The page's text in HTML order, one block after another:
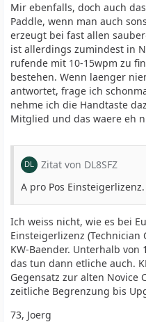
Mir ebenfalls, doch auch
Paddle, wenn man auch
erzeugt bei fast allen
ist allerdings zumindest in
rufende mit 10-15wpm zu
bestehen. Wenn laenger
antwortet, frage ich
nehme ich die Handtaste
Mitglied und das waere eh
Zitat von DL8SFZ
A pro Pos Einsteigerlizenz.
Ich weiss nicht, wie es bei
Einsteigerlizenz
KW-Baender. Unterhalb
das tun dann etliche auch.
Gegensatz zur alten Novice
zeitliche Begrenzung bis
73, Joerg